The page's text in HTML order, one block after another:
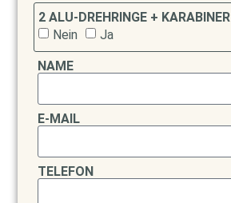
2 ALU-DREHRINGE + KARABINER
Nein
Ja
NAME
E-MAIL
TELEFON